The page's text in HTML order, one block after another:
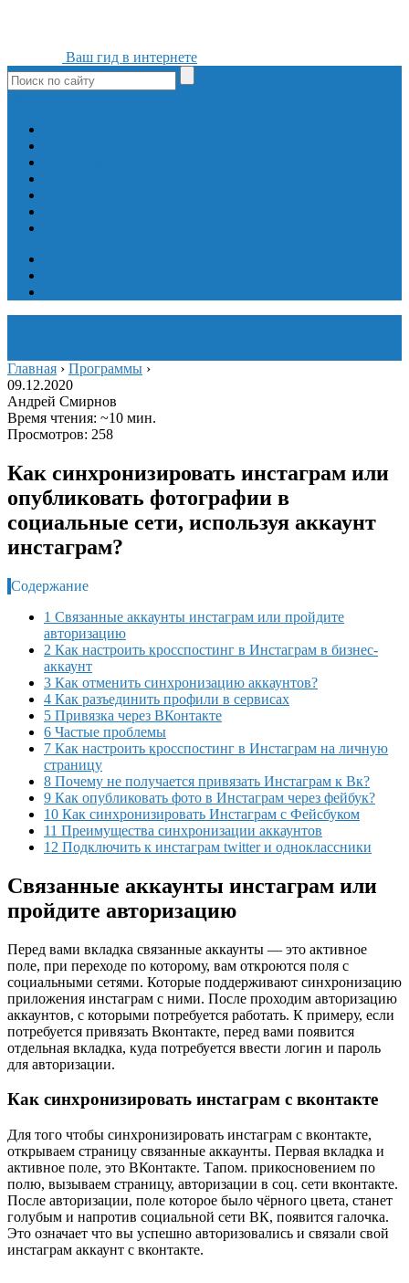
Ваш гид в интернете
Главная › Программы ›
09.12.2020
Андрей Смирнов
Время чтения: ~10 мин.
Просмотров: 258
Как синхронизировать инстаграм или
опубликовать фотографии в
социальные сети, используя аккаунт
инстаграм?
Содержание
1 Cвязанные аккаунты инстаграм или пройдите
авторизацию
2 Как настроить кросспостинг в Инстаграм в бизнес-
аккаунт
3 Как отменить синхронизацию аккаунтов?
4 Как разъединить профили в сервисах
5 Привязка через ВКонтакте
6 Частые проблемы
7 Как настроить кросспостинг в Инстаграм на личную
страницу
8 Почему не получается привязать Инстаграм к Вк?
9 Как опубликовать фото в Инстаграм через фейбук?
10 Как синхронизировать Инстаграм с Фейсбуком
11 Преимущества синхронизации аккаунтов
12 Подключить к инстаграм twitter и одноклассники
Cвязанные аккаунты инстаграм или
пройдите авторизацию
Перед вами вкладка связанные аккаунты — это активное
поле, при переходе по которому, вам откроются поля с
социальными сетями. Которые поддерживают синхронизацию
приложения инстаграм с ними. После проходим авторизацию
аккаунтов, с которыми потребуется работать. К примеру, если
потребуется привязать Вконтакте, перед вами появится
отдельная вкладка, куда потребуется ввести логин и пароль
для авторизации.
Как синхронизировать инстаграм с вконтакте
Для того чтобы синхронизировать инстаграм с вконтакте,
открываем страницу связанные аккаунты. Первая вкладка и
активное поле, это ВКонтакте. Тапом. прикосновением по
полю, вызываем страницу, авторизации в соц. сети вконтакте.
После авторизации, поле которое было чёрного цвета, станет
голубым и напротив социальной сети ВК, появится галочка.
Это означает что вы успешно авторизовались и связали свой
инстаграм аккаунт с вконтакте.